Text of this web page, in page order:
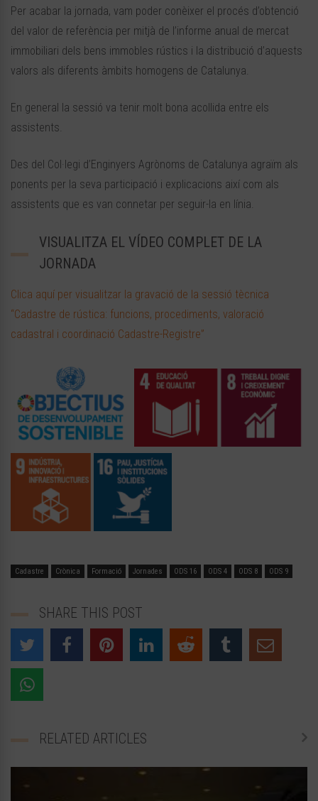
Per acabar la jornada, vam poder conèixer el procés d’obtenció
del valor de referència per mitjà de l’informe anual de mercat
immobiliari dels bens immobles rústics i la distribució d’aquests
valors als diferents àmbits homogens de Catalunya.
En general la sessió va tenir molt bona acollida entre els
assistents.
Des del Col·legi d’Enginyers Agrònoms de Catalunya agraïm als
ponents per la seva participació i explicacions així com als
assistents que es van connetar per seguir-la en línia.
VISUALITZA EL VÍDEO COMPLET DE LA
JORNADA
Clica aquí per visualitzar la gravació de la sessió tècnica
“Cadastre de rústica: funcions, procediments, valoració
cadastral i coordinació Cadastre-Registre”
Cadastre Crònica Formació Jornades ODS 16 ODS 4 ODS 8 ODS 9
SHARE THIS POST
RELATED ARTICLES